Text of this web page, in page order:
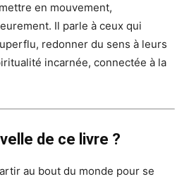
en mouvement,
Il parle à ceux qui
redonner du sens à leurs
incarnée, connectée à la
de ce livre ?
au bout du monde pour se